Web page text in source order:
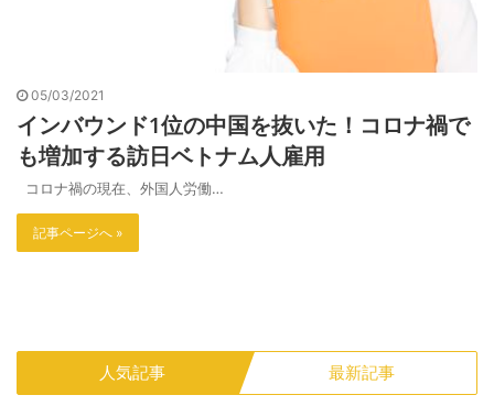
05/03/2021
インバウンド1位の中国を抜いた！コロナ禍で
も増加する訪日ベトナム人雇用
コロナ禍の現在、外国人労働…
記事ページへ »
人気記事 最新記事